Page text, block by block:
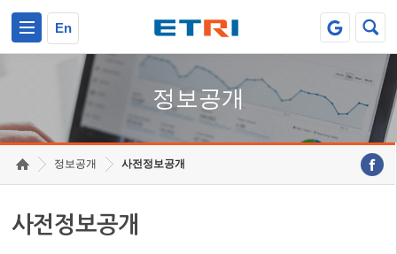
En
정보공개
정보공개 사전정보공개
사전정보공개